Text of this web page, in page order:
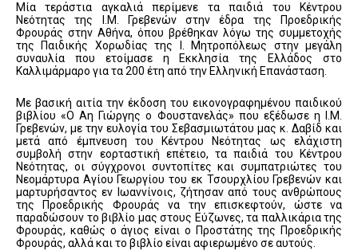
Μία τεράστια αγκαλιά περίμενε τα παιδιά του Κέντρου
Νεότητας της Ι.Μ. Γρεβενών στην έδρα της Προεδρικής
Φρουράς στην Αθήνα, όπου βρέθηκαν λόγω της συμμετοχής
της Παιδικής Χορωδίας της Ι. Μητροπόλεως στην μεγάλη
συναυλία που ετοίμασε η Εκκλησία της Ελλάδος στο
Καλλιμάρμαρο για τα 200 έτη από την Ελληνική Επανάσταση.
Με βασική αιτία την έκδοση του εικονογραφημένου παιδικού
βιβλίου «Ο Αη Γιώργης ο Φουστανελάς» που εξέδωσε η Ι.Μ.
Γρεβενών, με την ευλογία του Σεβασμιωτάτου μας κ. Δαβίδ και
μετά από έμπνευση του Κέντρου Νεότητας ως ελάχιστη
συμβολή στην εορταστική επέτειο, τα παιδιά του Κέντρου
Νεότητας, οι σύγχρονοι συντοπίτες και συμπατριώτες του
Νεομάρτυρα Αγίου Γεωργίου του εκ Τσουρχλίου Γρεβενών και
μαρτυρήσαντος εν Ιωαννίνοις, ζήτησαν από τους ανθρώπους
της Προεδρικής Φρουράς να την επισκεφτούν, ώστε να
παραδώσουν το βιβλίο μας στους Εύζωνες, τα παλλικάρια της
Φρουράς, καθώς ο άγιος είναι ο Προστάτης της Προεδρικής
Φρουράς, αλλά και το βιβλίο είναι αφιερωμένο σε αυτούς.